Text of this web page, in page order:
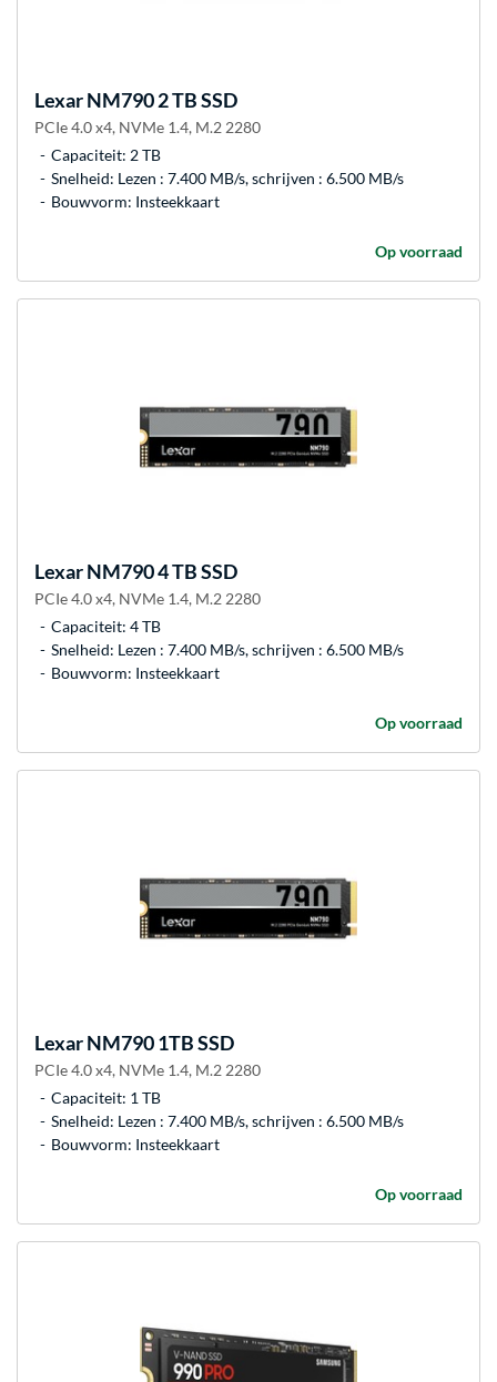
LexarNM790 2 TB SSD
PCIe 4.0 x4, NVMe 1.4, M.2 2280
Capaciteit: 2 TB
Snelheid: Lezen : 7.400 MB/s, schrijven : 6.500 MB/s
Bouwvorm: Insteekkaart
Op voorraad
LexarNM790 4 TB SSD
PCIe 4.0 x4, NVMe 1.4, M.2 2280
Capaciteit: 4 TB
Snelheid: Lezen : 7.400 MB/s, schrijven : 6.500 MB/s
Bouwvorm: Insteekkaart
Op voorraad
LexarNM790 1TB SSD
PCIe 4.0 x4, NVMe 1.4, M.2 2280
Capaciteit: 1 TB
Snelheid: Lezen : 7.400 MB/s, schrijven : 6.500 MB/s
Bouwvorm: Insteekkaart
Op voorraad